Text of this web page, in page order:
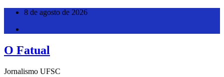
Pular
8 de agosto de 2026
O Fatual
Jornalismo UFSC